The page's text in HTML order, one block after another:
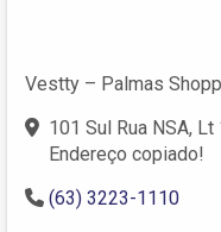
Vestty – Palmas
101 Sul Rua NSA,
Endereço copiado!
(63) 3223-1110